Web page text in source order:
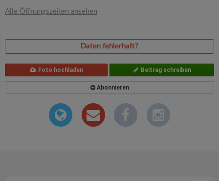
Alle Öffnungszeiten ansehen
Daten fehlerhaft?
Foto hochladen Beitrag schreiben
Abonnieren